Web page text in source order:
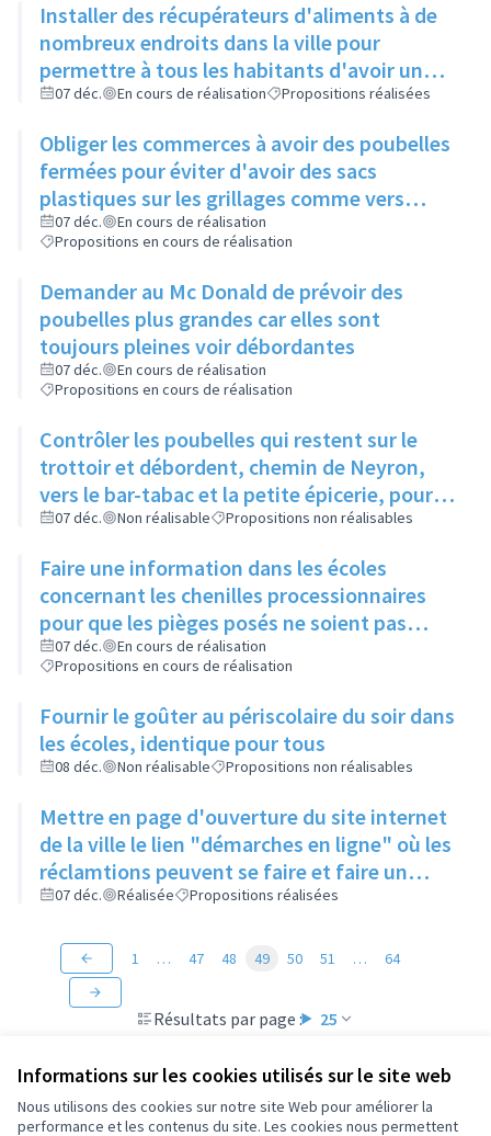
Informations sur les cookies utilisés sur le site web
Nous utilisons des cookies sur notre site Web pour améliorer la
performance et les contenus du site. Les cookies nous permettent
Installer des récupérateurs d'aliments à de
nombreux endroits dans la ville pour
permettre à tous les habitants d'avoir un
bac à proximité, quelque soit son quartier
07 déc. En cours de réalisation Propositions réalisées
Obliger les commerces à avoir des poubelles
fermées pour éviter d'avoir des sacs
plastiques sur les grillages comme vers
Boucherie André
07 déc.
En cours de réalisation
Propositions en cours de réalisation
Demander au Mc Donald de prévoir des
poubelles plus grandes car elles sont
toujours pleines voir débordantes
07 déc.
En cours de réalisation
Propositions en cours de réalisation
Contrôler les poubelles qui restent sur le
trottoir et débordent, chemin de Neyron,
vers le bar-tabac et la petite épicerie, pour
qu'elles soient sorties la veille du ramassage
07 déc. Non réalisable Propositions non réalisables
Faire une information dans les écoles
concernant les chenilles processionnaires
pour que les pièges posés ne soient pas
enlevés
07 déc.
En cours de réalisation
Propositions en cours de réalisation
Fournir le goûter au périscolaire du soir dans
les écoles, identique pour tous
08 déc. Non réalisable Propositions non réalisables
Mettre en page d'ouverture du site internet
de la ville le lien "démarches en ligne" où les
réclamtions peuvent se faire et faire un
rappel de l'existence de ce lien
07 déc. Réalisée Propositions réalisées
Résultats par page : 25
1 … 47 48 49 50 51 … 64
Conditions d'utilisation